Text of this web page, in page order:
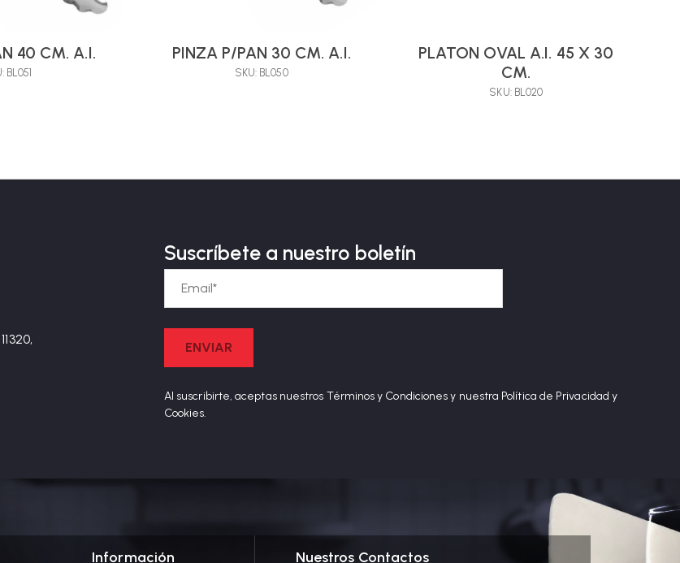
40 CM. A.I.
BL051
PINZA P/PAN 30 CM. A.I.
SKU: BL050
PLATON OVAL A.I. 45 X 30
CM.
SKU: BL020
Suscríbete a nuestro boletín
Al suscribirte, aceptas nuestros Términos y Condiciones y nuestra Política de Privacidad y
Cookies.
Información Nuestros Contactos